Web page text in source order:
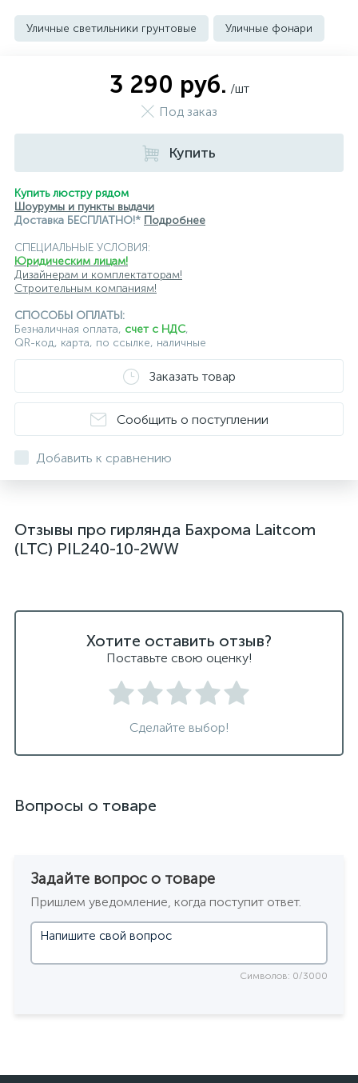
Уличные светильники грунтовые Уличные фонари
3 290 руб. /шт
Под заказ
Купить
Купить люстру рядом
Шоурумы и пункты выдачи
Доставка БЕСПЛАТНО!* Подробнее
СПЕЦИАЛЬНЫЕ УСЛОВИЯ:
Юридическим лицам!
Дизайнерам и комплектаторам!
Строительным компаниям!
СПОСОБЫ ОПЛАТЫ:
Безналичная оплата, счет с НДС,
QR-код, карта, по ссылке, наличные
Заказать товар
Сообщить о поступлении
Добавить к сравнению
Отзывы про гирлянда Бахрома Laitcom
(LTC) PIL240-10-2WW
Хотите оставить отзыв?
Поставьте свою оценку!
Сделайте выбор!
Вопросы о товаре
Задайте вопрос о товаре
Пришлем уведомление, когда поступит ответ.
Символов: 0/3000